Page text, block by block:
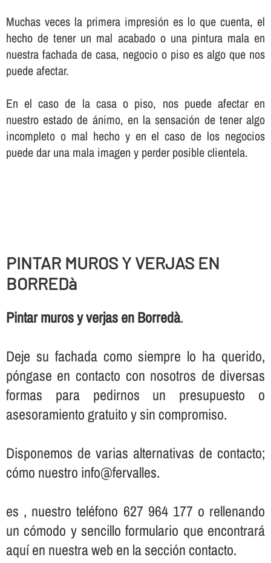
Muchas veces la primera impresión es lo que cuenta, el
hecho de tener un mal acabado o una pintura mala en
nuestra fachada de casa, negocio o piso es algo que nos
puede afectar.
En el caso de la casa o piso, nos puede afectar en
nuestro estado de ánimo, en la sensación de tener algo
incompleto o mal hecho y en el caso de los negocios
puede dar una mala imagen y perder posible clientela.
PINTAR MUROS Y VERJAS EN
BORREDà
Pintar muros y verjas en Borredà.
Deje su fachada como siempre lo ha querido,
póngase en contacto con nosotros de diversas
formas para pedirnos un presupuesto o
asesoramiento gratuito y sin compromiso.
Disponemos de varias alternativas de contacto;
cómo nuestro info@fervalles.
es , nuestro teléfono 627 964 177 o rellenando
un cómodo y sencillo formulario que encontrará
aquí­ en nuestra web en la sección contacto.